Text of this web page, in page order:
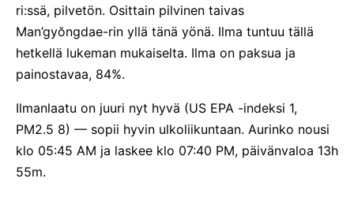
ri:ssä, pilvetön. Osittain pilvinen taivas
Man’gyŏngdae-rin yllä tänä yönä. Ilma tuntuu tällä
hetkellä lukeman mukaiselta. Ilma on paksua ja
painostavaa, 84%.
Ilmanlaatu on juuri nyt hyvä (US EPA -indeksi 1,
PM2.5 8) — sopii hyvin ulkoliikuntaan. Aurinko nousi
klo 05:45 AM ja laskee klo 07:40 PM, päivänvaloa 13h
55m.